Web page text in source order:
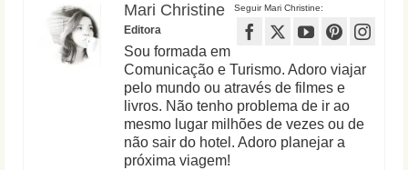
Seguir Mari Christine:
Mari Christine
Editora
Sou formada em
Comunicação e Turismo. Adoro viajar
pelo mundo ou através de filmes e
livros. Não tenho problema de ir ao
mesmo lugar milhões de vezes ou de
não sair do hotel. Adoro planejar a
próxima viagem!